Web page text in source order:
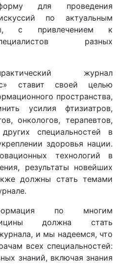
для проведения
по актуальным
с привлечением к
разных
журнал
ставит своей целью
пространства,
усилия фтизиатров,
онкологов, терапевтов,
специальностей в
здоровья нации.
технологий в
результаты новейших
должны стать темами
по многим
должна стать
и мы надеемся, что
всех специальностей:
знаний, включая знания